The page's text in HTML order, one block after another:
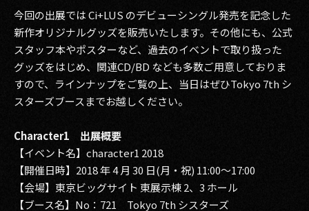
その他事業
2026
2025
2023
2022
PRIVACY POLICY
今回の出展では Ci+LUS のデビューシングル発売を記念した
新作オリジナルグッズを販売いたします。その他にも、公式
スタッフ本やポスターなど、過去のイベントで取り扱った
グッズをはじめ、関連CD/BD なども多数ご用意しておりま
すので、ラインナップをご覧の上、当日はぜひTokyo 7th シ
スターズブースまでお越しください。
Character1 出展概要
【イベント名】character1 2018
【開催日時】2018 年 4 月 30 日(月・祝) 11:00～17:00
【会場】東京ビッグサイト 東展示棟 2、3 ホール
【ブース名】No：721 Tokyo 7th シスターズ